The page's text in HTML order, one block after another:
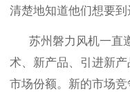
清楚地知道他们想要到
苏州磐力风机一直
术、新产品、引进新
市场份额。新的市场